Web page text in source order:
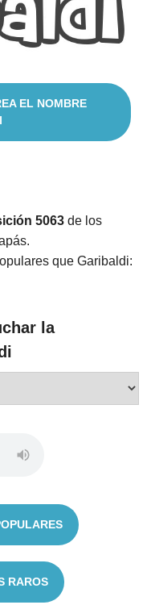
EL NOMBRE
5063 de los
que Garibaldi:
la
RAROS